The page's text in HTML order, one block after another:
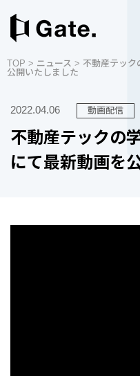
TOP > ニュース > 不動産テック
公開いたしました
2022.04.06 動画配信
不動産テックの
にて最新動画を